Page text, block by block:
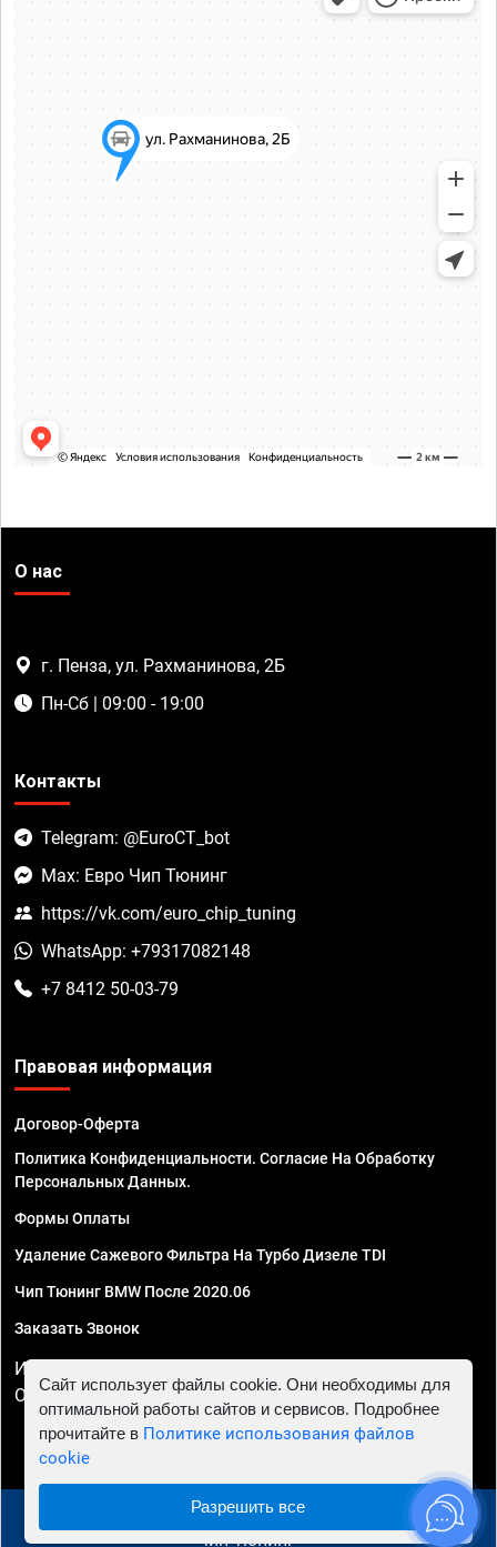
О нас
г. Пенза, ул. Рахманинова, 2Б
Пн-Сб | 09:00 - 19:00
Контакты
Telegram: @EuroCT_bot
Max: Евро Чип Тюнинг
https://vk.com/euro_chip_tuning
WhatsApp: +79317082148
+7 8412 50-03-79
Правовая информация
Договор-Оферта
Политика Конфиденциальности. Согласие На Обработку
Персональных Данных.
Формы Оплаты
Удаление Сажевого Фильтра На Турбо Дизеле TDI
Чип Тюнинг BMW После 2020.06
Заказать Звонок
ИП Смирнов Георгий Павлович. ИНН 781302555843,
ОГРНИП 324470400032610
© 2010 - 2026 Чип тюнинг в Пензе - Автосервис "Евро
Чип Тюнинг"
Сайт использует файлы cookie. Они необходимы для
оптимальной работы сайтов и сервисов. Подробнее
прочитайте в Политике использования файлов
cookie
Разрешить все